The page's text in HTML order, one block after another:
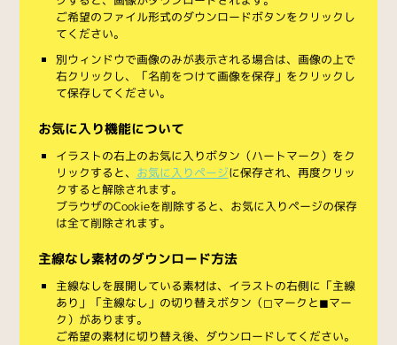
ご希望のファイル形式のダウンロードボタンをクリックし
てください。
別ウィンドウで画像のみが表示される場合は、画像の上で
右クリックし、「名前をつけて画像を保存」をクリックし
て保存してください。
お気に入り機能について
イラストの右上のお気に入りボタン（ハートマーク）をク
リックすると、 お気に入りページに保存され、再度クリッ
クすると解除されます。
ブラウザのCookieを削除すると、お気に入りページの保存
は全て削除されます。
主線なし素材のダウンロード方法
主線なしを展開している素材は、イラストの右側に「主線
あり」「主線なし」の切り替えボタン（◻︎マークと◼︎マー
ク）があります。
ご希望の素材に切り替え後、ダウンロードしてください。